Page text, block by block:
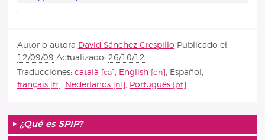
Autor o autora David Sánchez Crespillo Publicado el:
12/09/09 Actualizado: 26/10/12
Traducciones: català , English , Español ,
français
, Nederlands , Português
¿Qué es SPIP?